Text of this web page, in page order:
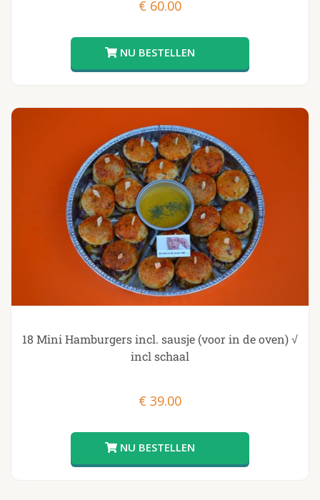
€ 60.00
18 Mini Hamburgers incl. sausje (voor in de oven) √
incl schaal
€ 39.00